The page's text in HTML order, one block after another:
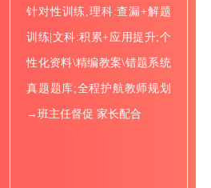
针对性训练,理科:查漏+解题
训练|文科:积累+应用提升;个
性化资料\精编教案\错题系统
真题题库;全程护航教师规划
→班主任督促 家长配合